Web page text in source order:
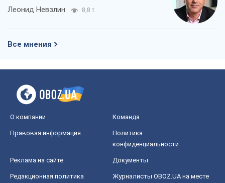
Леонид Невзлин 8,8 т.
Все мнения
О компании Команда
Правовая информация
Политика
конфиденциальности
Реклама на сайте Документы
Редакционная политика
Журналисты OBOZ.UA на месте